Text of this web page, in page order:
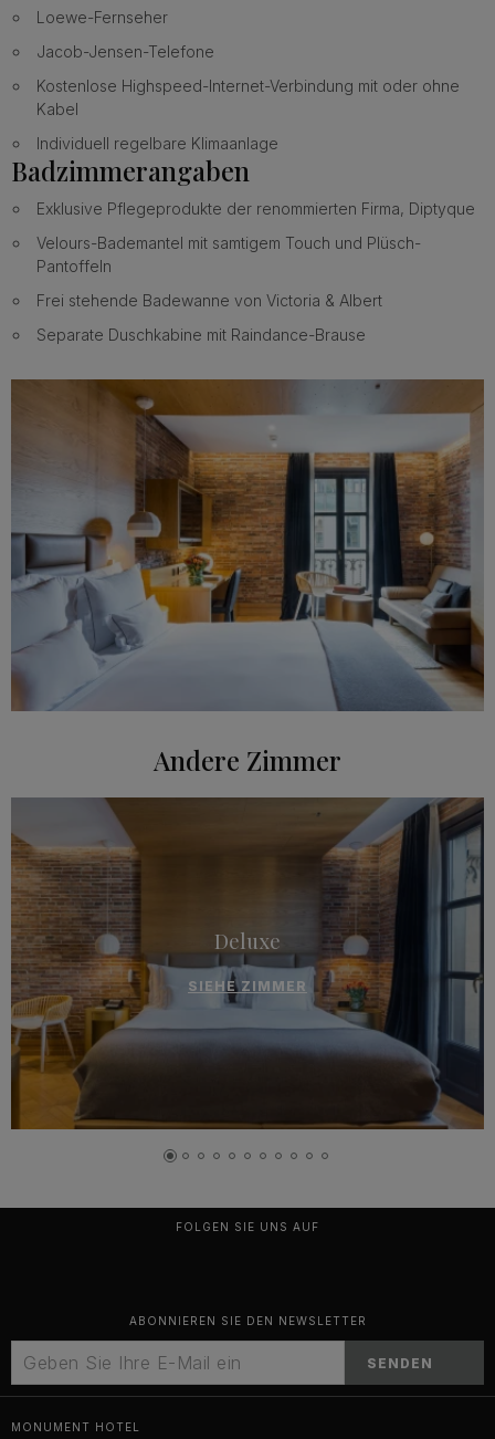
Loewe-Fernseher
Jacob-Jensen-Telefone
Kostenlose Highspeed-Internet-Verbindung mit oder ohne
Kabel
Individuell regelbare Klimaanlage
Badzimmerangaben
Exklusive Pflegeprodukte der renommierten Firma, Diptyque
Velours-Bademantel mit samtigem Touch und Plüsch-
Pantoffeln
Frei stehende Badewanne von Victoria & Albert
Separate Duschkabine mit Raindance-Brause
Andere Zimmer
Deluxe
SIEHE ZIMMER
FOLGEN SIE UNS AUF
ABONNIEREN SIE DEN NEWSLETTER
SENDEN
MONUMENT HOTEL